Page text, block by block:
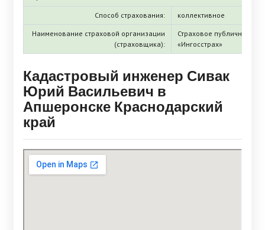
Способ страхования: коллективное
Наименование страховой организации
(страховщика):
Страховое публичное
«Ингосстрах»
Кадастровый инженер Сивак
Юрий Васильевич в
Апшеронске Краснодарский
край